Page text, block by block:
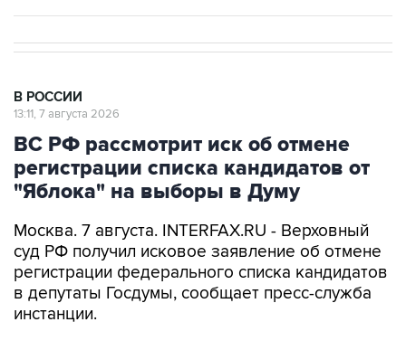
В РОССИИ
13:11, 7 августа 2026
ВС РФ рассмотрит иск об отмене
регистрации списка кандидатов от
"Яблока" на выборы в Думу
Москва. 7 августа. INTERFAX.RU - Верховный
суд РФ получил исковое заявление об отмене
регистрации федерального списка кандидатов
в депутаты Госдумы, сообщает пресс-служба
инстанции.